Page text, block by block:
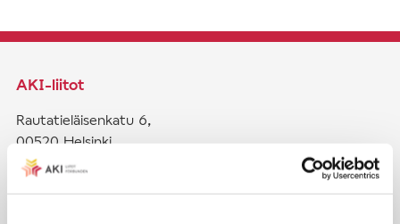
AKI-liitot
Rautatieläisenkatu 6,
00520 Helsinki
puh. (09) 4270 1503